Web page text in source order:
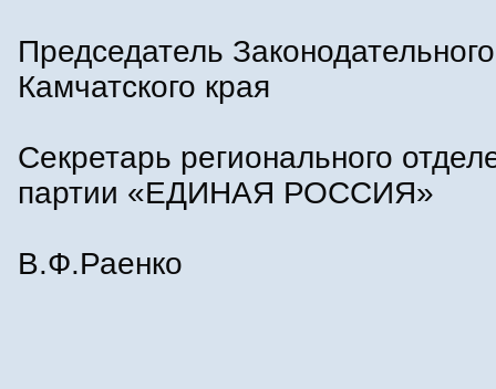
Председатель
Камчатского края
Секретарь регионального
партии «ЕДИНАЯ РОССИЯ»
В.Ф.Раенко